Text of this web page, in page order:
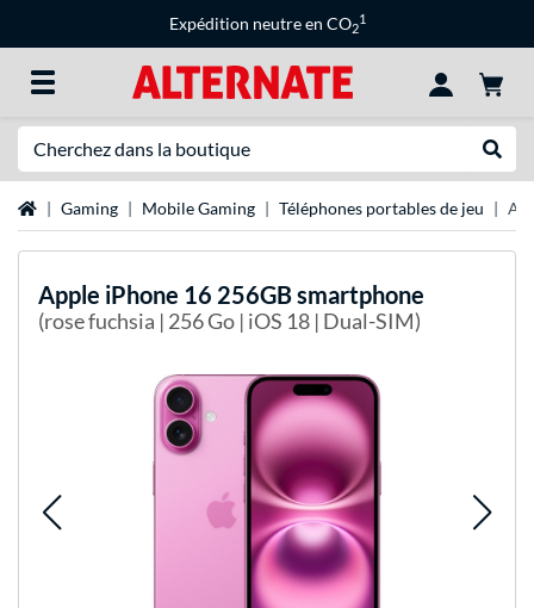
Expédition neutre en CO2
1
Page d'accueil
Gaming Mobile Gaming Téléphones portables de jeu
Apple iPhone 16 256GB smartphone
(rose fuchsia | 256 Go | iOS 18 | Dual-SIM)